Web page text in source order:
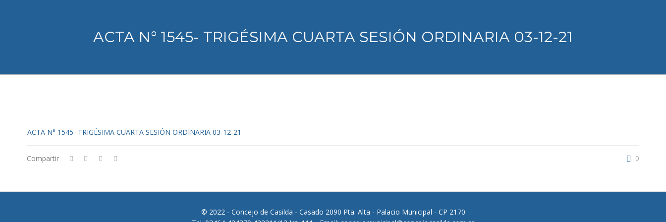
ACTA N° 1545- TRIGÉSIMA CUARTA SESIÓN ORDINARIA 03-12-21
ACTA N° 1545- TRIGÉSIMA CUARTA SESIÓN ORDINARIA 03-12-21
Compartir 0
© 2022 - Concejo de Casilda - Casado 2090 Pta. Alta - Palacio Municipal - CP 2170